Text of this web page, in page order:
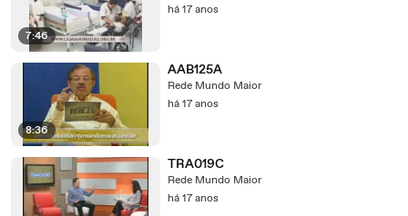
7:46
há 17 anos
8:36
AAB125A
Rede Mundo Maior
há 17 anos
TRA019C
Rede Mundo Maior
há 17 anos